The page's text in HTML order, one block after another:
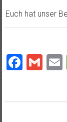
Euch hat unser